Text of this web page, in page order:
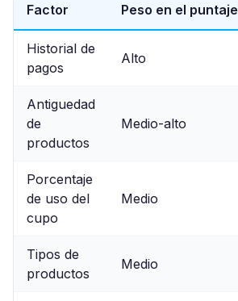
Factor Peso en el puntaje
Historial de
pagos
Alto
Antiguedad
de
productos
Medio-alto
Porcentaje
de uso del
cupo
Medio
Tipos de
productos
Medio